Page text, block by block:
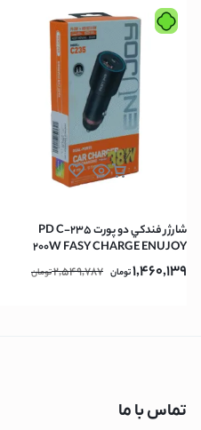
شارژر فندكي دو پورت PD C-235
200W FASY CHARGE ENUJOY
1,460,139تومان 2,549,787تومان
تماس با ما